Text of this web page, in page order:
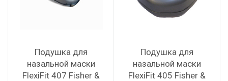
Подушка для
назальной маски
FlexiFit 407 Fisher &
Подушка для
назальной маски
FlexiFit 405 Fisher &